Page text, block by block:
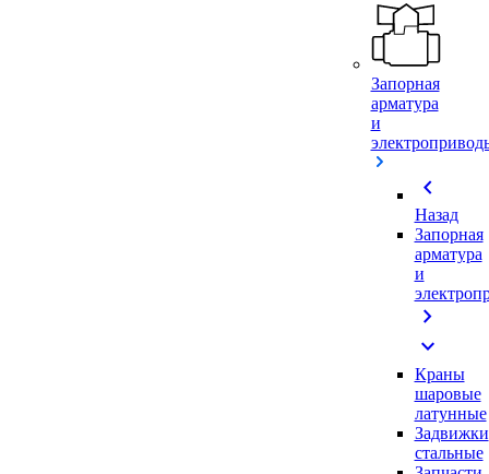
Запорная
арматура
и
chevron_left
Назад
Запорная
арматура
и
chevron_right
expand_more
Краны
шаровые
латунные
Задвижки
стальные